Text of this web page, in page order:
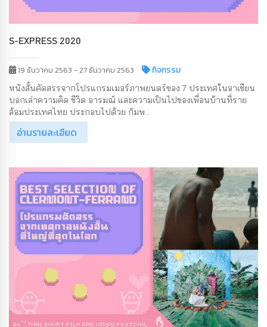
S-EXPRESS 2020
19 ธันวาคม 2563 - 27 ธันวาคม 2563 กิจกรรม
หนังสั้นคัดสรรจากโปรแกรมเมอร์ภาพยนตร์ของ 7 ประเทศในอาเซียน
บอกเล่าความคิด ชีวิต อารมณ์ และความเป็นไปของเพื่อนบ้านที่ราย
ล้อมประเทศไทย ประกอบไปด้วย กัมพ...
อ่านรายละเอียด